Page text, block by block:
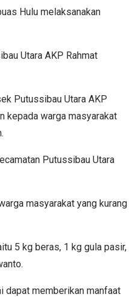
Hulu melaksanakan
Utara AKP Rahmat
Putussibau Utara AKP
kepada warga masyarakat
Putussibau Utara
masyarakat yang kurang
5 kg beras, 1 kg gula pasir,
dapat memberikan manfaat